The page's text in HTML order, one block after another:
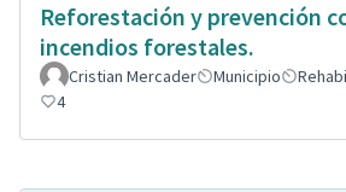
Reforestación y prevención
incendios forestales.
Cristian Mercader Municipio
4